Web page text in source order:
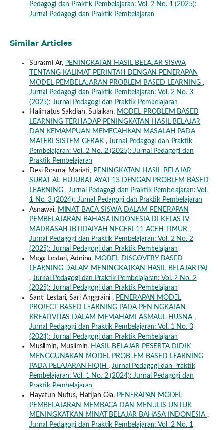
Pedagogi dan Praktik Pembelajaran: Vol. 2 No. 1 (2025):
Jurnal Pedagogi dan Praktik Pembelajaran
Similar Articles
Surasmi Ar, PENINGKATAN HASIL BELAJAR SISWA
TENTANG KALIMAT PERINTAH DENGAN PENERAPAN
MODEL PEMBELAJARAN PROBLEM BASED LEARNING ,
Jurnal Pedagogi dan Praktik Pembelajaran: Vol. 2 No. 3
(2025): Jurnal Pedagogi dan Praktik Pembelajaran
Halimatus Sakdiah, Sulaikan, MODEL PROBLEM BASED
LEARNING TERHADAP PENINGKATAN HASIL BELAJAR
DAN KEMAMPUAN MEMECAHKAN MASALAH PADA
MATERI SISTEM GERAK , Jurnal Pedagogi dan Praktik
Pembelajaran: Vol. 2 No. 2 (2025): Jurnal Pedagogi dan
Praktik Pembelajaran
Desi Rosma, Mariati, PENINGKATAN HASIL BELAJAR
SURAT AL HUJURAT AYAT 13 DENGAN PROBLEM BASED
LEARNING , Jurnal Pedagogi dan Praktik Pembelajaran: Vol.
1 No. 3 (2024): Jurnal Pedagogi dan Praktik Pembelajaran
Asnawai, MINAT BACA SISWA DALAM PENERAPAN
PEMBELAJARAN BAHASA INDONESIA DI KELAS IV
MADRASAH IBTIDAIYAH NEGERI 11 ACEH TIMUR ,
Jurnal Pedagogi dan Praktik Pembelajaran: Vol. 2 No. 2
(2025): Jurnal Pedagogi dan Praktik Pembelajaran
Mega Lestari, Adnina, MODEL DISCOVERY BASED
LEARNING DALAM MENINGKATKAN HASIL BELAJAR PAI
, Jurnal Pedagogi dan Praktik Pembelajaran: Vol. 2 No. 2
(2025): Jurnal Pedagogi dan Praktik Pembelajaran
Santi Lestari, Sari Anggraini , PENERAPAN MODEL
PROJECT BASED LEARNING PADA PENINGKATAN
KREATIVITAS DALAM MEMAHAMI ASMAUL HUSNA ,
Jurnal Pedagogi dan Praktik Pembelajaran: Vol. 1 No. 3
(2024): Jurnal Pedagogi dan Praktik Pembelajaran
Muslimin, Muslimin, HASIL BELAJAR PESERTA DIDIK
MENGGUNAKAN MODEL PROBLEM BASED LEARNING
PADA PELAJARAN FIQIH , Jurnal Pedagogi dan Praktik
Pembelajaran: Vol. 1 No. 2 (2024): Jurnal Pedagogi dan
Praktik Pembelajaran
Hayatun Nufus, Hatijah Ola, PENERAPAN MODEL
PEMBELAJARAN MEMBACA DAN MENULIS UNTUK
MENINGKATKAN MINAT BELAJAR BAHASA INDONESIA ,
Jurnal Pedagogi dan Praktik Pembelajaran: Vol. 2 No. 1